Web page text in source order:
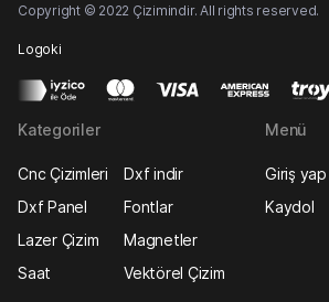
Copyright © 2022 Çizimindir. All rights reserved.
Logoki
Kategoriler
Cnc Çizimleri
Dxf indir
Dxf Panel
Fontlar
Lazer Çizim
Magnetler
Saat
Vektörel Çizim
Menü
Giriş yap
Kaydol